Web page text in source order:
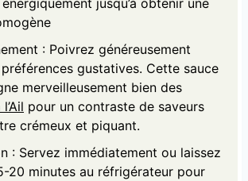
: Poivrez généreusement
gustatives. Cette sauce
merveilleusement bien des
pour un contraste de saveurs
crémeux et piquant.
: Servez immédiatement ou laissez
20 minutes au réfrigérateur pour